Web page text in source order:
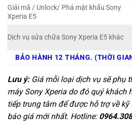
Giải mã / Unlock/ Phá mật khẩu Sony
Xperia E5
Dịch vụ sửa chữa Sony Xperia E5 khác
BẢO HÀNH 12 THÁNG. (THỜI
Lưu ý:Giá mỗi loại dịch vụ sẽ phụ
máy Sony Xperia do đó quý khách
tiếp trung tâm để được hỗ trợ về
báo giá mới nhất. Hotline: